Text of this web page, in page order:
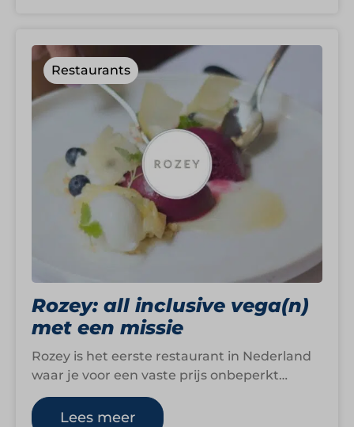
Restaurants
Rozey: all inclusive vega(n)
met een missie
Rozey is het eerste restaurant in Nederland
waar je voor een vaste prijs onbeperkt
vegetarisch en veganistisch kunt eten én…
Lees meer